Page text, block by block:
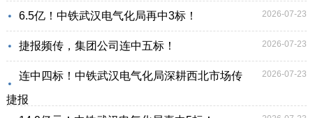
2026-07-23
6.5亿！中铁武汉电气化局再中3标！
2026-07-23
捷报频传，集团公司连中五标！
2026-07-23
连中四标！中铁武汉电气化局深耕西北市场传
捷报